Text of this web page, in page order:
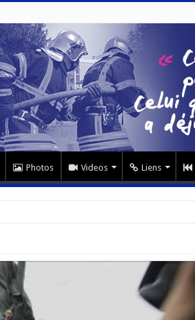
Photos Videos Liens